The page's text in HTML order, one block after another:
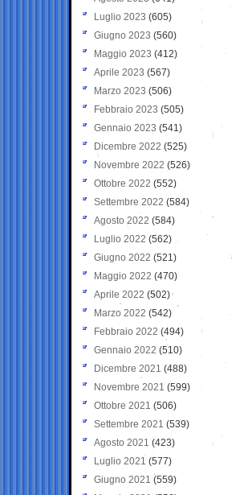
Luglio 2023 (605)
Giugno 2023 (560)
Maggio 2023 (412)
Aprile 2023 (567)
Marzo 2023 (506)
Febbraio 2023 (505)
Gennaio 2023 (541)
Dicembre 2022 (525)
Novembre 2022 (526)
Ottobre 2022 (552)
Settembre 2022 (584)
Agosto 2022 (584)
Luglio 2022 (562)
Giugno 2022 (521)
Maggio 2022 (470)
Aprile 2022 (502)
Marzo 2022 (542)
Febbraio 2022 (494)
Gennaio 2022 (510)
Dicembre 2021 (488)
Novembre 2021 (599)
Ottobre 2021 (506)
Settembre 2021 (539)
Agosto 2021 (423)
Luglio 2021 (577)
Giugno 2021(559)